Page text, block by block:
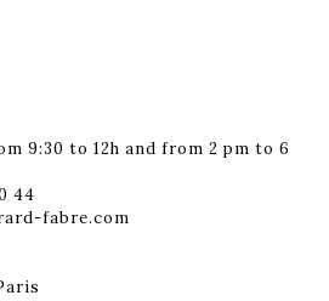
9:30 to 12h and from 2 pm to 6
44
fabre.com